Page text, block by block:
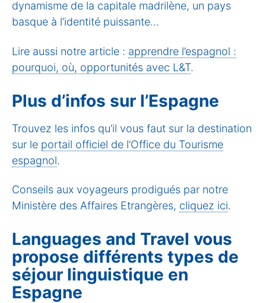
dynamisme de la capitale madrilène, un pays
basque à l’identité puissante…
Lire aussi notre article : apprendre l’espagnol :
pourquoi, où, opportunités avec L&T.
Plus d’infos sur l’Espagne
Trouvez les infos qu’il vous faut sur la destination
sur le portail officiel de l’Office du Tourisme
espagnol.
Conseils aux voyageurs prodigués par notre
Ministère des Affaires Etrangères, cliquez ici.
Languages and Travel vous
propose différents types de
séjour linguistique en
Espagne